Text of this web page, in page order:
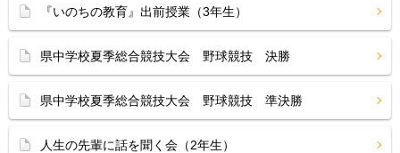
『いのちの教育』出前授業（3年生）
県中学校夏季総合競技大会 野球競技 決勝
県中学校夏季総合競技大会 野球競技 準決勝
人生の先輩に話を聞く会（2年生）